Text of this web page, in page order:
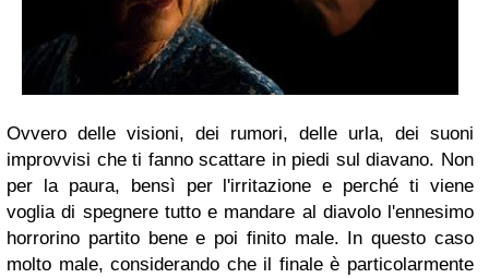
Ovvero delle visioni, dei rumori, delle urla, dei suoni
improvvisi che ti fanno scattare in piedi sul diavano. Non
per la paura, bensì per l'irritazione e perché ti viene
voglia di spegnere tutto e mandare al diavolo l'ennesimo
horrorino partito bene e poi finito male. In questo caso
molto male, considerando che il finale è particolarmente